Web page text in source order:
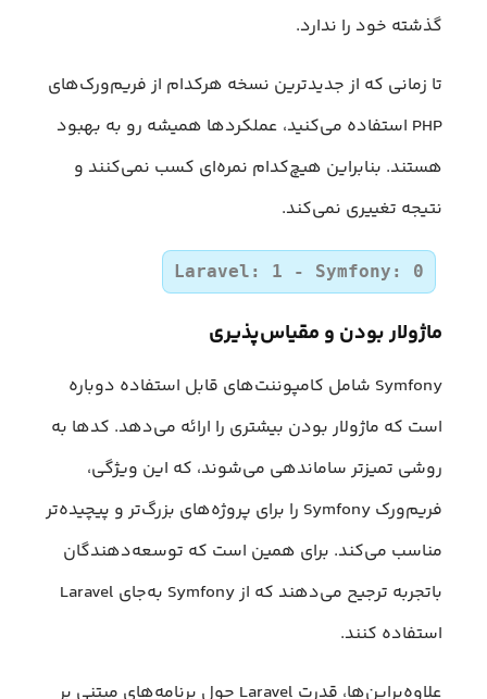
گذشته خود را ندارد.
تا زمانی که از جدیدترین نسخه هرکدام از فریم‌ورک‌های
PHP استفاده می‌کنید، عملکرد‌ها همیشه رو به بهبود
هستند. بنابراین هیچ‌کدام نمره‌ای کسب نمی‌کنند و
نتیجه تغییری نمی‌کند.
Laravel: 1 - Symfony: 0
ماژولار بودن و مقیاس‌پذیری
Symfony شامل کامپوننت‌های قابل استفاده دوباره
است که ماژولار بودن بیشتری را ارائه می‌دهد. کدها به
روشی تمیز‌تر ساماندهی می‌شوند، که این ویژگی،
فریم‌ورک Symfony را برای پروژه‌های بزرگ‌تر و پیچیده‌تر
مناسب می‌کند. برای همین است که توسعه‌دهندگان
باتجربه ترجیح می‌دهند که از Symfony به‌جای Laravel
استفاده کنند.
علاوه‌براین‌ها، قدرت Laravel حول برنامه‌های مبتنی بر